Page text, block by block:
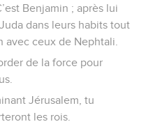
Benjamin ; après lui
dans leurs habits tout
avec ceux de Nephtali.
de la force pour
Jérusalem, tu
les rois.